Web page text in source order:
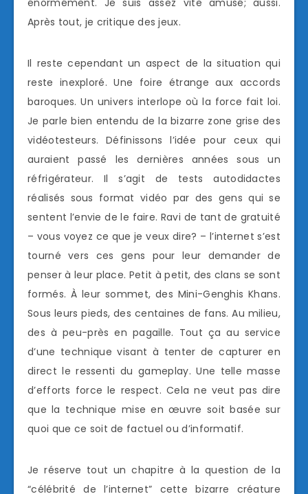
Après tout, je critique des jeux.
Il reste cependant un aspect de la situation qui
reste inexploré. Une foire étrange aux accords
baroques. Un univers interlope où la force fait loi.
Je parle bien entendu de la bizarre zone grise des
vidéotesteurs. Définissons l’idée pour ceux qui
auraient passé les dernières années sous un
réfrigérateur. Il s’agit de tests autodidactes
réalisés sous format vidéo par des gens qui se
sentent l’envie de le faire. Ravi de tant de gratuité
– vous voyez ce que je veux dire? – l’internet s’est
tourné vers ces gens pour leur demander de
penser à leur place. Petit à petit, des clans se sont
formés. À leur sommet, des Mini-Genghis Khans.
Sous leurs pieds, des centaines de fans. Au milieu,
des à peu-près en pagaille. Tout ça au service
d’une technique visant à tenter de capturer en
direct le ressenti du gameplay. Une telle masse
d’efforts force le respect. Cela ne veut pas dire
que la technique mise en œuvre soit basée sur
quoi que ce soit de factuel ou d’informatif.
Je réserve tout un chapitre à la question de la
“célébrité de l’internet” cette bizarre créature